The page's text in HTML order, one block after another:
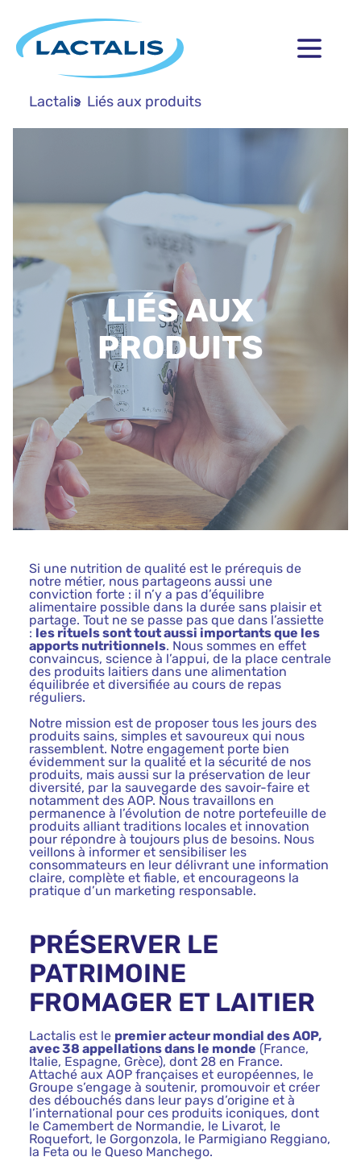
Lactalis Liés aux produits
LIÉS AUX
PRODUITS
Si une nutrition de qualité est le prérequis de
notre métier, nous partageons aussi une
conviction forte : il n’y a pas d’équilibre
alimentaire possible dans la durée sans plaisir et
partage. Tout ne se passe pas que dans l’assiette
: les rituels sont tout aussi importants que les
apports nutritionnels. Nous sommes en effet
convaincus, science à l’appui, de la place centrale
des produits laitiers dans une alimentation
équilibrée et diversifiée au cours de repas
réguliers.
Notre mission est de proposer tous les jours des
produits sains, simples et savoureux qui nous
rassemblent. Notre engagement porte bien
évidemment sur la qualité et la sécurité de nos
produits, mais aussi sur la préservation de leur
diversité, par la sauvegarde des savoir-faire et
notamment des AOP. Nous travaillons en
permanence à l’évolution de notre portefeuille de
produits alliant traditions locales et innovation
pour répondre à toujours plus de besoins. Nous
veillons à informer et sensibiliser les
consommateurs en leur délivrant une information
claire, complète et fiable, et encourageons la
pratique d’un marketing responsable.
PRÉSERVER LE
PATRIMOINE
FROMAGER ET LAITIER
Lactalis est le premier acteur mondial des AOP,
avec 38 appellations dans le monde (France,
Italie, Espagne, Grèce), dont 28 en France.
Attaché aux AOP françaises et européennes, le
Groupe s’engage à soutenir, promouvoir et créer
des débouchés dans leur pays d’origine et à
l’international pour ces produits iconiques, dont
le Camembert de Normandie, le Livarot, le
Roquefort, le Gorgonzola, le Parmigiano Reggiano,
la Feta ou le Queso Manchego.